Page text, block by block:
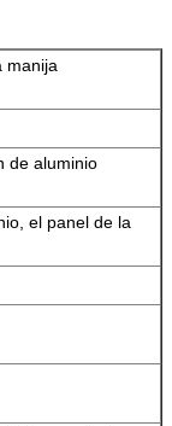
manija
de aluminio
el panel de la